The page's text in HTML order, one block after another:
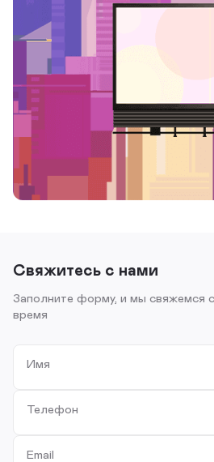
Свяжитесь с нами
Заполните форму, и мы свяжемся
время
Имя
Телефон
Email